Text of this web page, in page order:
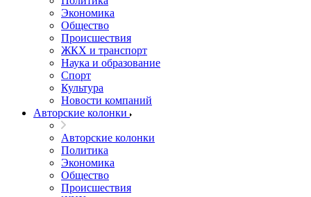
Экономика
Общество
Происшествия
ЖКХ и транспорт
Наука и образование
Спорт
Культура
Новости компаний
Авторские колонки
Авторские колонки
Политика
Экономика
Общество
Происшествия